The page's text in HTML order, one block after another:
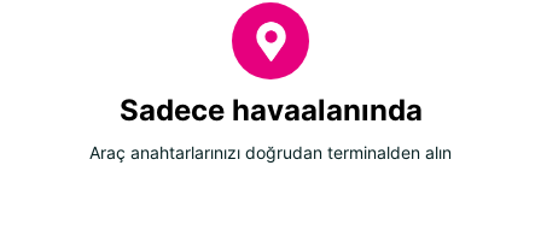
Sadece havaalanında
Araç anahtarlarınızı doğrudan terminalden alın